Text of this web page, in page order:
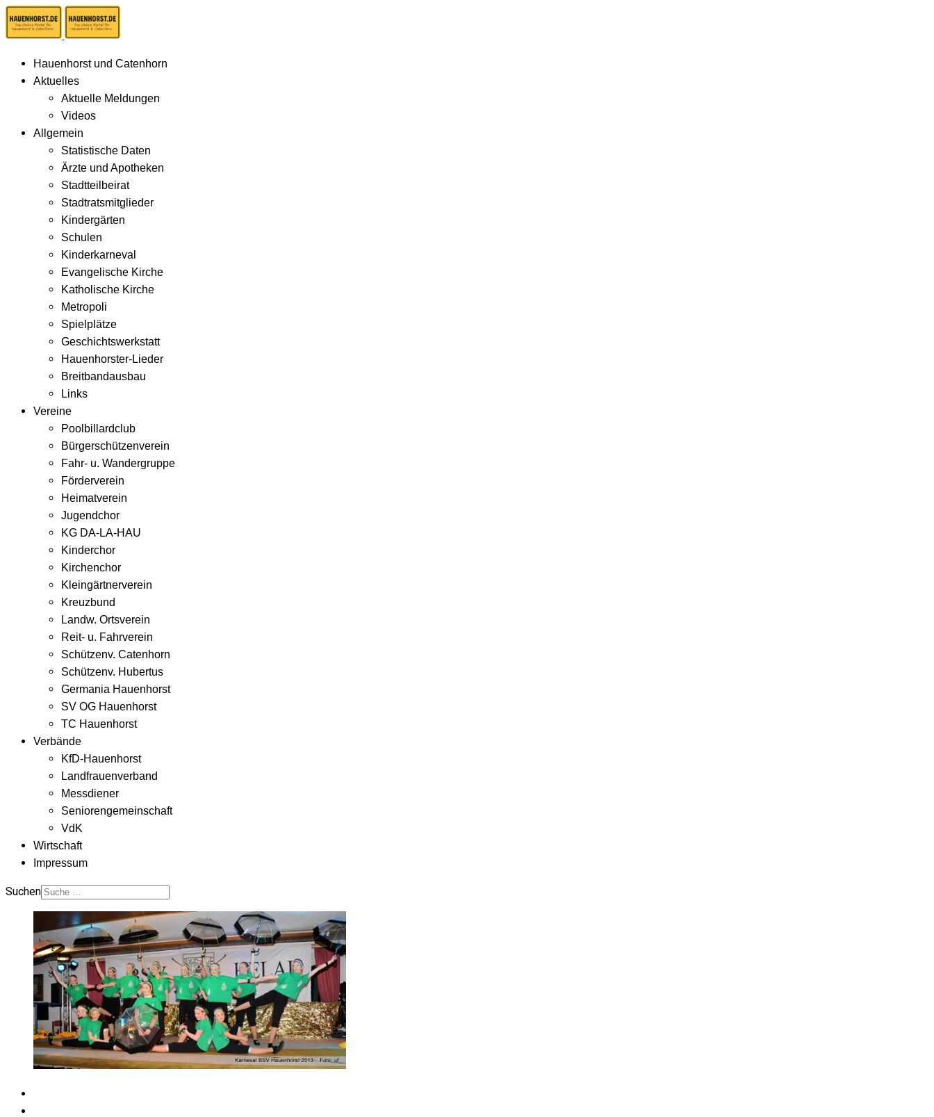
Hauenhorst und Catenhorn
Aktuelles
Aktuelle Meldungen
Videos
Allgemein
Statistische Daten
Ärzte und Apotheken
Stadtteilbeirat
Stadtratsmitglieder
Kindergärten
Schulen
Kinderkarneval
Evangelische Kirche
Katholische Kirche
Metropoli
Spielplätze
Geschichtswerkstatt
Hauenhorster-Lieder
Breitbandausbau
Links
Vereine
Poolbillardclub
Bürgerschützenverein
Fahr- u. Wandergruppe
Förderverein
Heimatverein
Jugendchor
KG DA-LA-HAU
Kinderchor
Kirchenchor
Kleingärtnerverein
Kreuzbund
Landw. Ortsverein
Reit- u. Fahrverein
Schützenv. Catenhorn
Schützenv. Hubertus
Germania Hauenhorst
SV OG Hauenhorst
TC Hauenhorst
Verbände
KfD-Hauenhorst
Landfrauenverband
Messdiener
Seniorengemeinschaft
VdK
Wirtschaft
Impressum
Suchen